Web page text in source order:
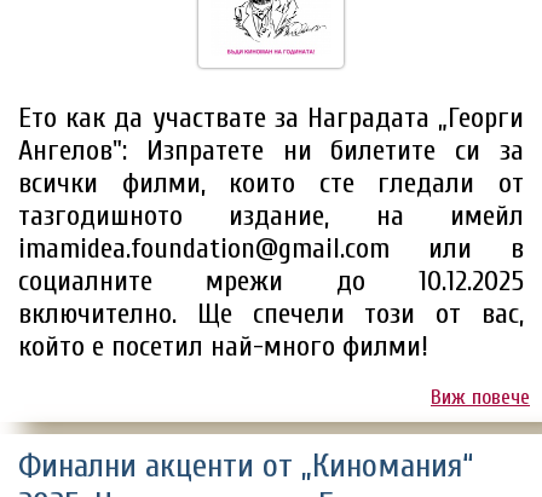
Ето как да участвате за Наградата „Георги
Ангелов": Изпратете ни билетите си за
всички филми, които сте гледали от
тазгодишното издание, на имейл
imamidea.foundation@gmail.com или в
социалните мрежи до 10.12.2025
включително. Ще спечели този от вас,
който е посетил най-много филми!
Виж повече
Финални акценти от „Киномания“